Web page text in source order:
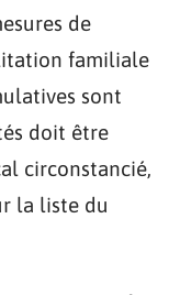
de
familiale
sont
doit être
circonstancié,
la liste du